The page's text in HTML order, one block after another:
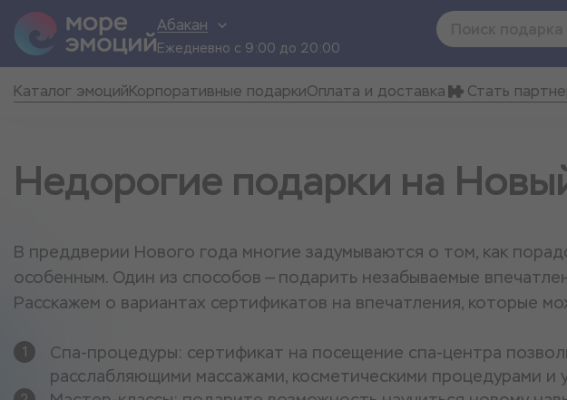
Абакан
Ежедневно с 9:00 до 20:00
Каталог эмоцийКорпоративные подаркиОплата и доставка Стать
Недорогие подарки на
В преддверии Нового года многие задумываются о том, как
особенным. Один из способов — подарить незабываемые
Расскажем о вариантах сертификатов на впечатления, которые
Спа-процедуры: сертификат на посещение спа-центра
расслабляющими массажами, косметическими процедурами и